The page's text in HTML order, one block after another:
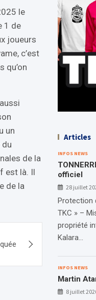
le
1 de
joueurs
c’est
qu’on
un
du
de la
est là. Il
de la
Articles
INFOS NEWS
officiel
28 juillet
Protection
TKC » –
propriété
Kalara…
INFOS NEWS
Martin
8 juillet